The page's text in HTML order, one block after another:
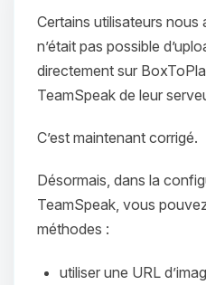
Certains utilisateurs nous
n’était pas possible
directement sur
TeamSpeak de leur
C’est maintenant corrigé.
Désormais, dans la
TeamSpeak, vous
méthodes :
utiliser une URL